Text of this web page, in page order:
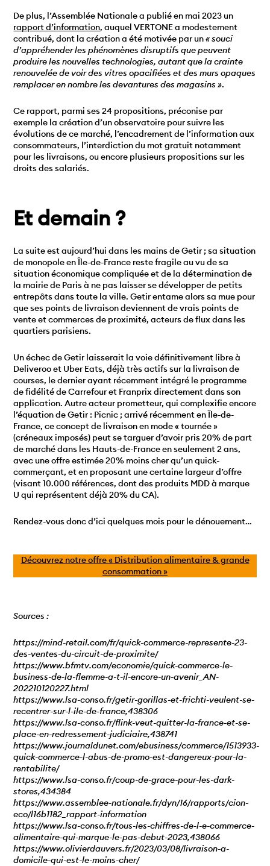
De plus, l’Assemblée Nationale a publié en mai 2023 un
rapport d’information, auquel VERTONE a modestement
contribué, dont la création a été motivée par un« souci
d’appréhender les phénomènes disruptifs que peuvent
produire les nouvelles technologies, autant que la crainte
renouvelée de voir des vitres opacifiées et des murs opaques
remplacer en nombre les devantures des magasins ».
Ce rapport, parmi ses 24 propositions, préconise par
exemple la création d’un observatoire pour suivre les
évolutions de ce marché, l’encadrement de l’information aux
consommateurs, l’interdiction du mot gratuit notamment
pour les livraisons, ou encore plusieurs propositions sur les
droits des salariés.
Et demain ?
La suite est aujourd’hui dans les mains de Getir ; sa situation
de monopole en Île-de-France reste fragile au vu de sa
situation économique compliquée et de la détermination de
la mairie de Paris à ne pas laisser se développer de petits
entrepôts dans toute la ville. Getir entame alors sa mue pour
que ses points de livraison deviennent de vrais points de
vente et commerces de proximité, acteurs de flux dans les
quartiers parisiens.
Un échec de Getir laisserait la voie définitivement libre à
Deliveroo et Uber Eats, déjà très actifs sur la livraison de
courses, le dernier ayant récemment intégré le programme
de fidélité de Carrefour et Franprix directement dans son
application. Autre acteur prometteur, qui complexifie encore
l’équation de Getir : Picnic ; arrivé récemment en Île-de-
France, ce concept de livraison en mode « tournée »
(créneaux imposés) peut se targuer d’avoir pris 20% de part
de marché dans les Hauts-de-France en seulement 2 ans,
avec une offre estimée 20% moins cher qu’un quick-
commerçant, et en proposant une certaine largeur d’offre
(visant 10.000 références, dont des produits MDD à marque
U qui représentent déjà 20% du CA).
Rendez-vous donc d’ici quelques mois pour le dénouement…
Découvrez notre offre « Distribution alimentaire & grande
consommation »
Sources :
https://mind-retail.com/fr/quick-commerce-represente-23-
des-ventes-du-circuit-de-proximite/
https://www.bfmtv.com/economie/quick-commerce-le-
business-de-la-flemme-a-t-il-encore-un-avenir_AN-
202210120227.html
https://www.lsa-conso.fr/getir-gorillas-et-frichti-veulent-se-
recentrer-sur-l-ile-de-france,438306
https://www.lsa-conso.fr/flink-veut-quitter-la-france-et-se-
place-en-redressement-judiciaire,438741
https://www.journaldunet.com/ebusiness/commerce/1513933-
quick-commerce-l-abus-de-promo-est-dangereux-pour-la-
rentabilite/
https://www.lsa-conso.fr/coup-de-grace-pour-les-dark-
stores,434384
https://www.assemblee-nationale.fr/dyn/16/rapports/cion-
eco/l16b1182_rapport-information
https://www.lsa-conso.fr/tous-les-chiffres-de-l-e-commerce-
alimentaire-qui-marque-le-pas-debut-2023,438066
https://www.olivierdauvers.fr/2023/03/08/livraison-a-
domicile-qui-est-le-moins-cher/